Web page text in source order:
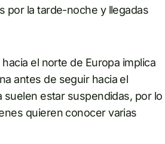
por la tarde-noche y llegadas
el norte de Europa implica
antes de seguir hacia el
suelen estar suspendidas, por lo
quieren conocer varias